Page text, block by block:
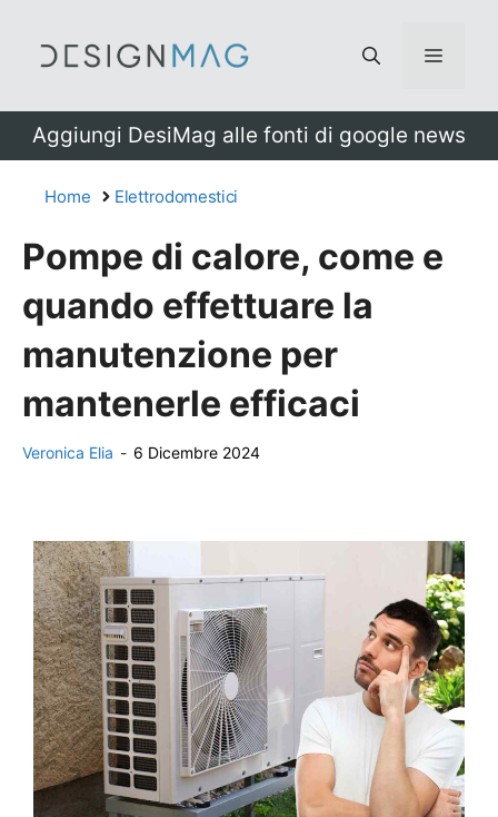
Menu
Aggiungi DesiMag alle fonti di google news
Home Elettrodomestici
Pompe di calore, come e
quando effettuare la
manutenzione per
mantenerle efficaci
Veronica Elia - 6 Dicembre 2024